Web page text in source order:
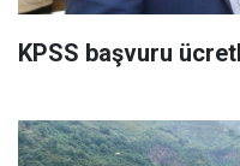
KPSS başvuru